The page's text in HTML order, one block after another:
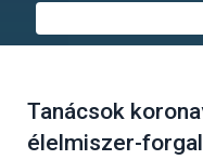
Tanácsok
élelmiszer-